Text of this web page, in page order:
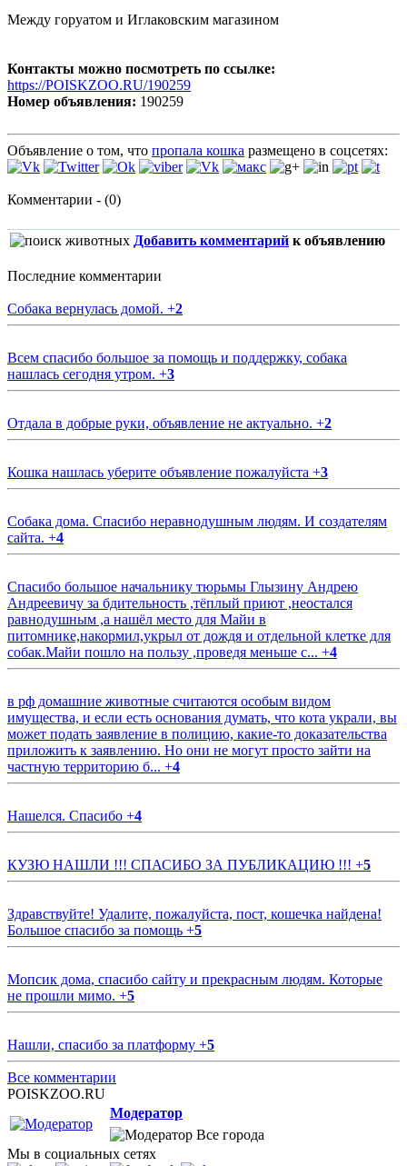
Между горуатом и Иглаковским магазином
Контакты можно посмотреть по ссылке:
https://POISKZOO.RU/190259
Номер объявления: 190259
Объявление о том, что пропала кошка размещено в соцсетях:
Комментарии - (0)
Добавить комментарий к объявлению
Последние комментарии
Собака вернулась домой. +2
Всем спасибо большое за помощь и поддержку, собака
нашлась сегодня утром. +3
Отдала в добрые руки, объявление не актуально. +2
Кошка нашлась уберите объявление пожалуйста +3
Собака дома. Спасибо неравнодушным людям. И создателям
сайта. +4
Спасибо большое начальнику тюрьмы Глызину Андрею
Андреевичу за бдительность ,тёплый приют ,неостался
равнодушным ,а нашёл место для Майи в
питомнике,накормил,укрыл от дождя и отдельной клетке для
собак.Майи пошло на пользу ,проведя меньше с... +4
в рф домашние животные считаются особым видом
имущества, и если есть основания думать, что кота украли, вы
может подать заявление в полицию, какие-то доказательства
приложить к заявлению. Но они не могут просто зайти на
частную территорию б... +4
Нашелся. Спасибо +4
КУЗЮ НАШЛИ !!! СПАСИБО ЗА ПУБЛИКАЦИЮ !!! +5
Здравствуйте! Удалите, пожалуйста, пост, кошечка найдена!
Большое спасибо за помощь +5
Мопсик дома, спасибо сайту и прекрасным людям. Которые
не прошли мимо. +5
Нашли, спасибо за платформу +5
Все комментарии
POISKZOO.RU
Модератор
Все города
Мы в социальных сетях